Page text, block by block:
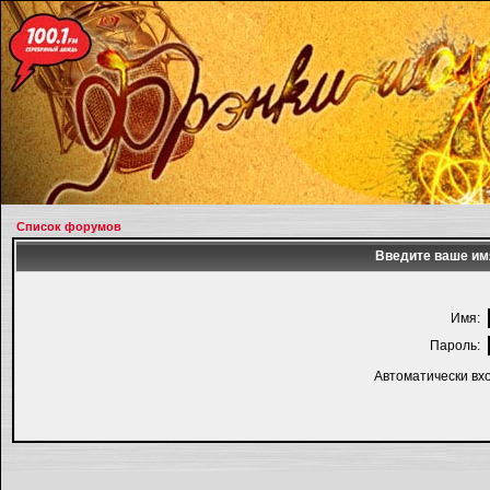
Список форумов
Введите ваше
Имя:
Пароль:
Автоматически